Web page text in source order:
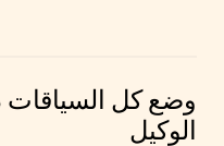
وضع كل
الوكيل